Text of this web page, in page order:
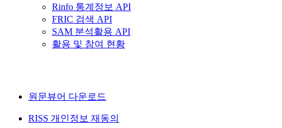
Rinfo 통계정보 API
FRIC 검색 API
SAM 분석활용 API
활용 및 참여 현황
원문뷰어 다운로드
RISS 개인정보 재동의